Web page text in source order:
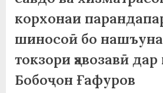
корхонаи
шиносоӣ бо
токзори ҳавозавӣ дар
Бобоҷон Ғафуров